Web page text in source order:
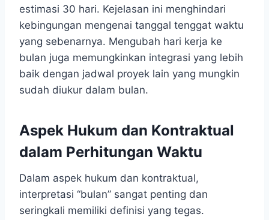
estimasi 30 hari. Kejelasan ini menghindari
kebingungan mengenai tanggal tenggat waktu
yang sebenarnya. Mengubah hari kerja ke
bulan juga memungkinkan integrasi yang lebih
baik dengan jadwal proyek lain yang mungkin
sudah diukur dalam bulan.
Aspek Hukum dan Kontraktual
dalam Perhitungan Waktu
Dalam aspek hukum dan kontraktual,
interpretasi “bulan” sangat penting dan
seringkali memiliki definisi yang tegas.